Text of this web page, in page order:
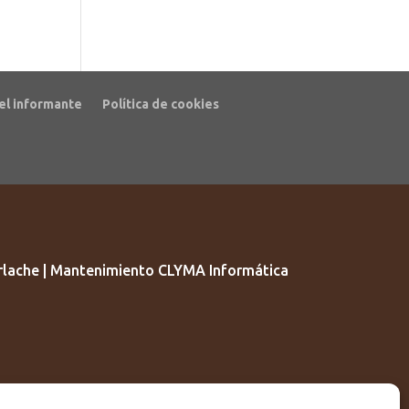
informante Política de cookies
| Mantenimiento CLYMA Informática